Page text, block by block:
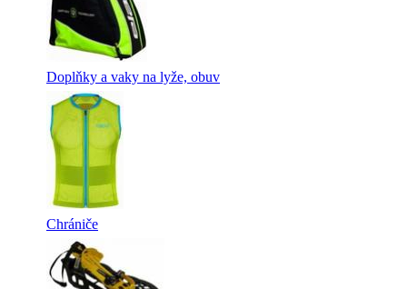
Doplňky a vaky na lyže, obuv
Chrániče